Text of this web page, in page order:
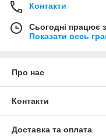
Контакти
Сьогодні працює
Показати весь
Про нас
Контакти
Доставка та оплата